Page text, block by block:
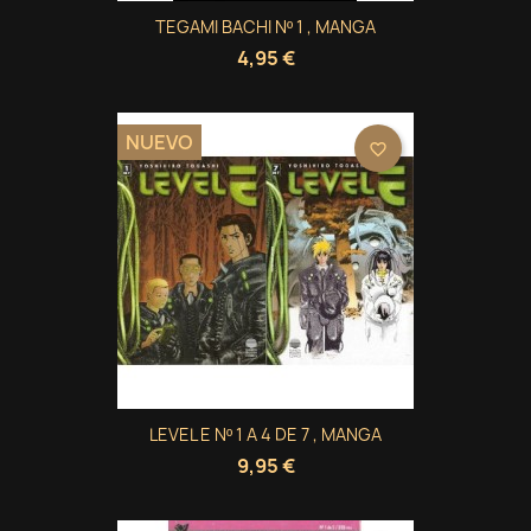
TEGAMI BACHI Nº 1 , MANGA
4,95 €
LEVEL E Nº 1 A 4 DE 7 , MANGA
9,95 €
NUEVO favorite_border